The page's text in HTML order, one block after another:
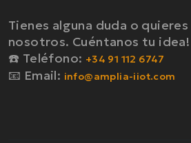
Tienes alguna duda o
nosotros. Cuéntanos tu idea!
☎️ Teléfono: +34 91 112 6747
📧 Email: info@amplia-iiot.com